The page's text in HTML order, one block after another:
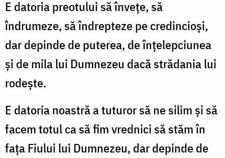
E datoria preotului să înveţe, să
îndrumeze, să îndrepteze pe credincioşi,
dar depinde de puterea, de înţelepciunea
şi de mila lui Dumnezeu dacă strădania lui
rodeşte.
E datoria noastră a tuturor să ne silim şi să
facem totul ca să fim vrednici să stăm în
faţa Fiului lui Dumnezeu, dar depinde de